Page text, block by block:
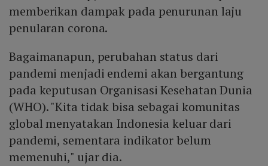
memberikan dampak pada penurunan laju
penularan corona.
Bagaimanapun, perubahan status dari
pandemi menjadi endemi akan bergantung
pada keputusan Organisasi Kesehatan Dunia
(WHO). "Kita tidak bisa sebagai komunitas
global menyatakan Indonesia keluar dari
pandemi, sementara indikator belum
memenuhi," ujar dia.